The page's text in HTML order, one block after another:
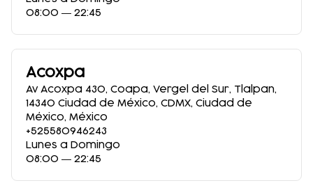
08:00 ― 22:45
Acoxpa
Av Acoxpa 430, Coapa, Vergel del Sur, Tlalpan,
14340 Ciudad de México, CDMX, Ciudad de
México, México
+525580946243
Lunes a Domingo
08:00 ― 22:45